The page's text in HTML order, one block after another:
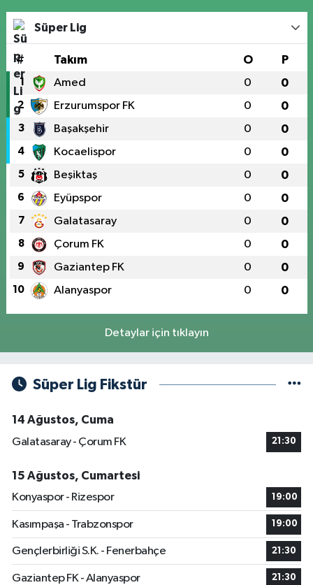
Süper Lig
# Takım O P
1 Amed 0 0
2 Erzurumspor FK 0 0
3 Başakşehir 0 0
4 Kocaelispor 0 0
5 Beşiktaş 0 0
6 Eyüpspor 0 0
7 Galatasaray 0 0
8 Çorum FK 0 0
9 Gaziantep FK 0 0
10 Alanyaspor 0 0
Detaylar için tıklayın
Süper Lig Fikstür
14 Ağustos, Cuma
Galatasaray - Çorum FK
21:30
15 Ağustos, Cumartesi
Konyaspor - Rizespor
19:00
Kasımpaşa - Trabzonspor 19:00
Gençlerbirliği S.K. - Fenerbahçe 21:30
Gaziantep FK - Alanyaspor 21:30